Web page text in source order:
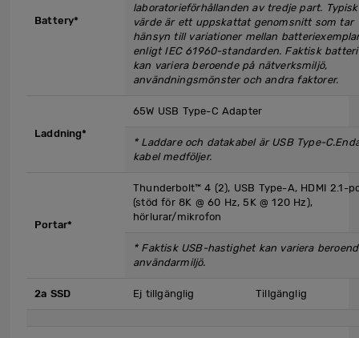
Battery*
laboratorieförhållanden av tredje part.
värde är ett uppskattat genomsnitt som tar
hänsyn till variationer mellan
enligt IEC 61960-standarden. Faktisk
kan variera beroende på nätverksmiljö,
användningsmönster och andra faktorer.
Laddning*
65W USB Type-C Adapter
* Laddare och datakabel är USB Type-
kabel medföljer.
Portar*
Thunderbolt™ 4 (2), USB Type-A, HDMI 2.1-
(stöd för 8K @ 60 Hz, 5K @ 120 Hz),
hörlurar/mikrofon
* Faktisk USB-hastighet kan variera
användarmiljö.
2a SSD Ej tillgänglig Tillgänglig